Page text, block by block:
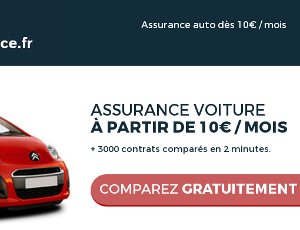
Assurance auto dès 10€ / mois
ASSURANCE VOITURE
À PARTIR DE 10€ / MOIS
+ 3000 contrats comparés en 2 minutes.
COMPAREZ GRATUITEMENT